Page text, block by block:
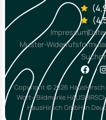
Impressum
Muster-
Copyright © 2026 HausHirsch
Wort-/Bildmarke
HausHirsch GmbH in